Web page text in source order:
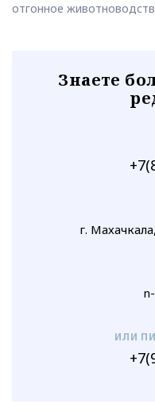
отгонное
Знаете
г.
ИЛИ